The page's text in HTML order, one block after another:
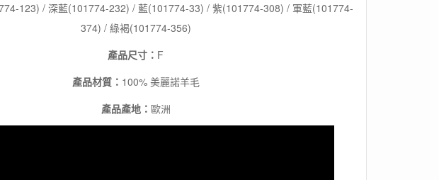
123) / 深藍(101774-232) / 藍(101774-33) / 紫(101774-308) / 軍藍(101774-
374) / 綠褐(101774-356)
產品尺寸： F
產品材質： 100% 美麗諾羊毛
產品產地： 歐洲